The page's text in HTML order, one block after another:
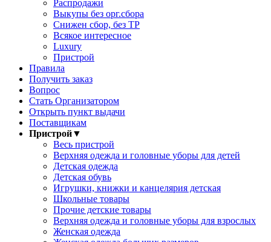
Распродажи
Выкупы без орг.сбора
Снижен сбор, без ТР
Всякое интересное
Luxury
Пристрой
Правила
Получить заказ
Вопрос
Стать Организатором
Открыть пункт выдачи
Поставщикам
Пристрой▼
Весь пристрой
Верхняя одежда и головные уборы для детей
Детская одежда
Детская обувь
Игрушки, книжки и канцелярия детская
Школьные товары
Прочие детские товары
Верхняя одежда и головные уборы для взрослых
Женская одежда